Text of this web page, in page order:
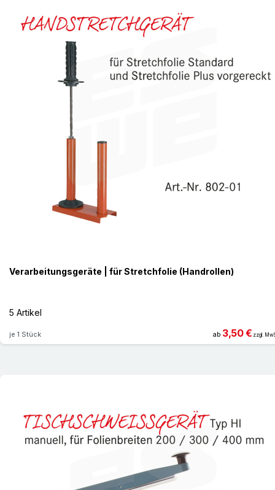
Verarbeitungsgeräte | für Stretchfolie (Handrollen)
5 Artikel
je 1 Stück ab 3,50 € zzgl.